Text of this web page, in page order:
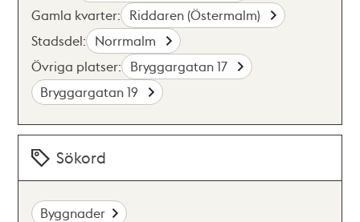
Gamla kvarter: Riddaren (Östermalm)
Stadsdel: Norrmalm
Övriga platser: Bryggargatan 17
Bryggargatan 19
Sökord
Byggnader